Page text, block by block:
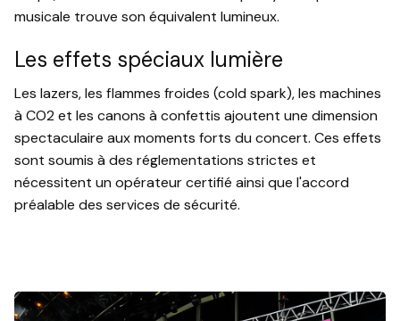
musicale trouve son équivalent lumineux.
Les effets spéciaux lumière
Les lazers, les flammes froides (cold spark), les machines
à CO2 et les canons à confettis ajoutent une dimension
spectaculaire aux moments forts du concert. Ces effets
sont soumis à des réglementations strictes et
nécessitent un opérateur certifié ainsi que l'accord
préalable des services de sécurité.